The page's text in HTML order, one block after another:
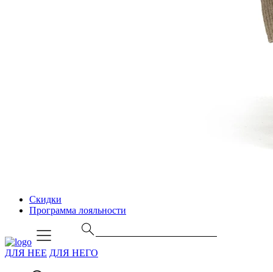
Скидки
Программа лояльности
ДЛЯ НЕЕ ДЛЯ НЕГО